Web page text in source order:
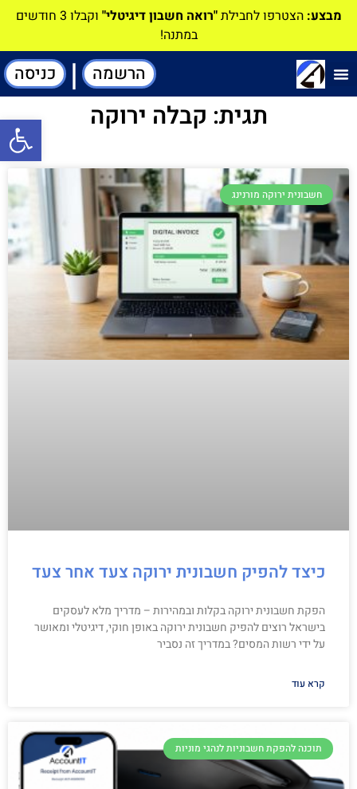
מבצע: הצטרפו לחבילת"רואה חשבון דיגיטלי"
וקבלו 3 חודשים
במתנה!
הרשמה | כניסה
תגית: קבלה ירוקה
חשבונית ירוקה מורנינג
כיצד להפיק חשבונית ירוקה צעד אחר צעד
הפקת חשבונית ירוקה בקלות ובמהירות – מדריך מלא לעסקים
בישראל רוצים להפיק חשבונית ירוקה באופן חוקי, דיגיטלי ומאושר
על ידי רשות המסים? במדריך זה נסביר
קרא עוד
תוכנה להפקת חשבוניות לנהגי מוניות
פתח